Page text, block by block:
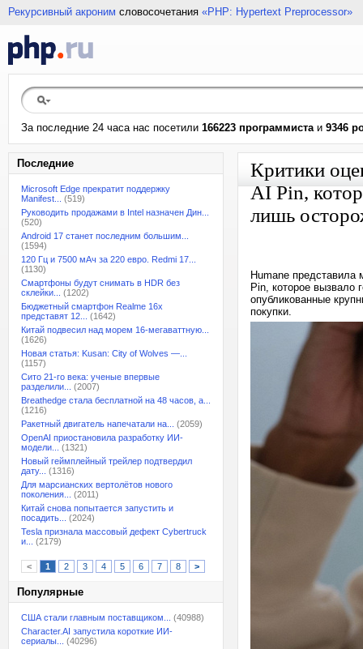
Рекурсивный акроним словосочетания «PHP: Hypertext Preprocessor»
За последние 24 часа нас посетили 166223 программистаи 9346
Последние
Microsoft Edge прекратит поддержку
Manifest...
(519)
Руководить продажами в Intel назначен Дин...
(520)
Android 17 станет последним большим...
(1594)
120 Гц и 7500 мАч за 220 евро. Redmi 17...
(1130)
Смартфоны будут снимать в HDR без
склейки...
(1202)
Бюджетный смартфон Realme 16x
представят 12...
(1642)
Китай подвесил над морем 16-мегаваттную...
(1626)
Новая статья: Kusan: City of Wolves —...
(1157)
Сито 21-го века: ученые впервые
разделили...
(2007)
Breathedge стала бесплатной на 48 часов, а...
(1216)
Ракетный двигатель напечатали на...
(2059)
OpenAI приостановила разработку ИИ-
модели...
(1321)
Новый геймплейный трейлер подтвердил
дату...
(1316)
Для марсианских вертолётов нового
поколения...
(2011)
Китай снова попытается запустить и
посадить...
(2024)
Tesla признала массовый дефект Cybertruck
и...
(2179)
< 1 2 3 4 5 6 7 8 >
Популярные
США стали главным поставщиком...
(40988)
Character.AI запустила короткие ИИ-
сериалы...
(40296)
Критики
AI Pin,
лишь
Humane представила
Pin, которое вызвало
опубликованные
покупки.